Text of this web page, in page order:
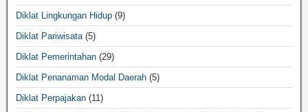
Diklat Lingkungan Hidup (9)
Diklat Pariwisata(5)
Diklat Pemerintahan (29)
Diklat Penanaman Modal Daerah (5)
Diklat Perpajakan (11)